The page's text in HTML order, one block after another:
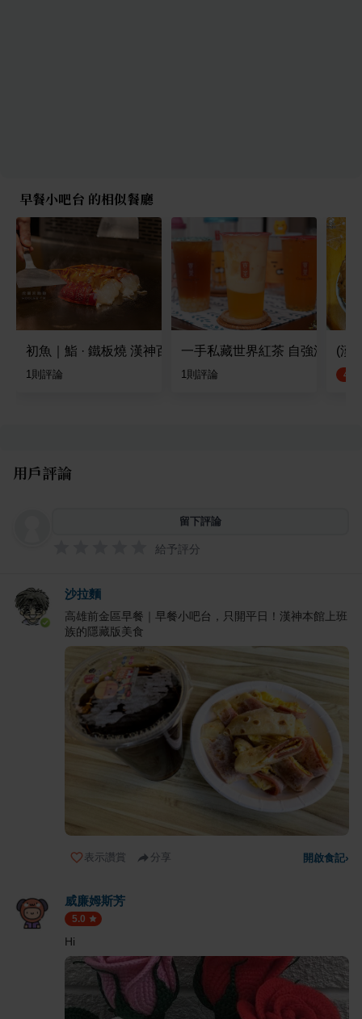
早餐小吧台 的相似餐廳
初魚｜鮨 · 鐵板燒 漢神百貨
1則評論
一手私藏世界紅茶 自強漢神店
1則評論
(漢
4.5
用戶評論
留下評論
給予評分
沙拉麵
高雄前金區早餐｜早餐小吧台，只開平日！漢神本館上班
族的隱藏版美食
表示讚賞 分享 開啟食記›
威廉姆斯芳
5.0
Hi